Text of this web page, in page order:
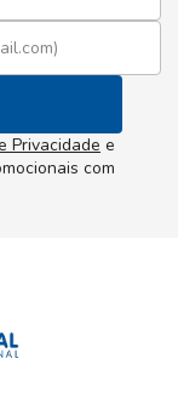
Privacidade e
com